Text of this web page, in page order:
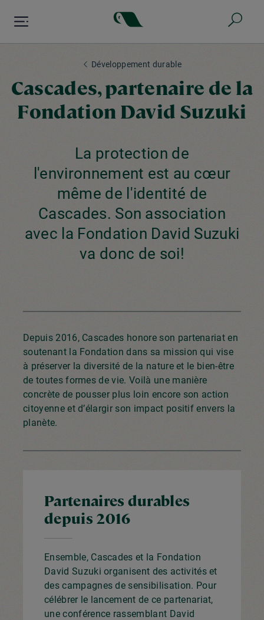
Développement durable
Cascades, partenaire de la
Fondation David Suzuki
La protection de
l'environnement est au cœur
même de l'identité de
Cascades. Son association
avec la Fondation David Suzuki
va donc de soi!
Depuis 2016, Cascades honore son partenariat en
soutenant la Fondation dans sa mission qui vise
à préserver la diversité de la nature et le bien-être
de toutes formes de vie. Voilà une manière
concrète de pousser plus loin encore son action
citoyenne et d’élargir son impact positif envers la
planète.
Partenaires durables
depuis 2016
Ensemble, Cascades et la Fondation
David Suzuki organisent des activités et
des campagnes de sensibilisation. Pour
célébrer le lancement de ce partenariat,
une conférence rassemblant David